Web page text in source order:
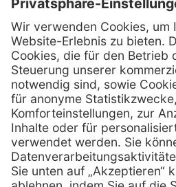
Kontakt
PxD Praxis-
Hans-
D-49078
Telefon: 0800
Telefon:0800
E-Mail:info @